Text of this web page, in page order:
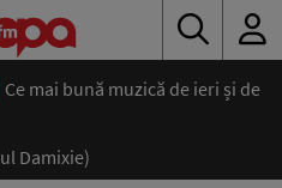
Ce mai bună muzică de ieri și de
Damixie)